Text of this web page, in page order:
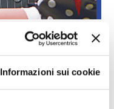
Informazioni sui cookie